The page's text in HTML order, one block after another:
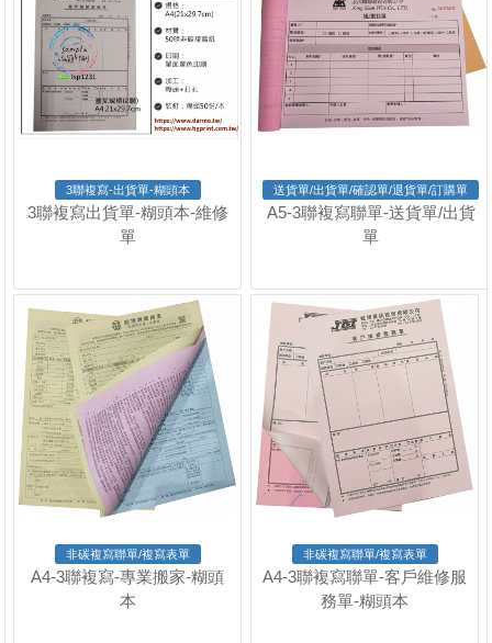
3聯複寫-出貨單-糊頭本
3聯複寫出貨單-糊頭本-維修
單
送貨單/出貨單/確認單/退貨單/訂購單
A5-3聯複寫聯單-送貨單/出貨
單
非碳複寫聯單/複寫表單
A4-3聯複寫-專業搬家-糊頭
本
非碳複寫聯單/複寫表單
A4-3聯複寫聯單-客戶維修服
務單-糊頭本